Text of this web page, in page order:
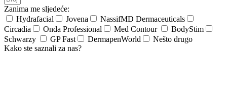
Zanima me sljedeće:
Hydrafacial
Jovena
NassifMD Dermaceuticals
Circadia
Onda Professional Med Contour
BodyStim
Schwarzy
GP Fast DermapenWorld
Nešto drugo
Kako ste saznali za nas?